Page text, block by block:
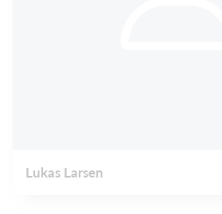
Lukas Larsen